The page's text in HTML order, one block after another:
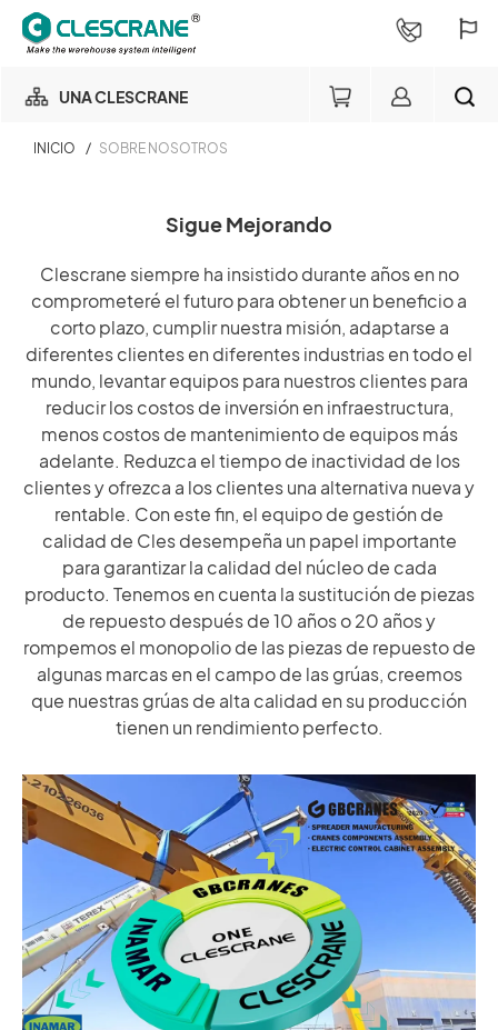
UNA CLESCRANE
almacenamiento
Login
Consulta de pedido
Login
Miembro de repuestos
Acceso
×
BUSCAR
×
NUESTRO NEGOCIO
NUESTRA FÁBRICA
CONSULTORÍA DE PROYECTOS
SERVICIOS
SOBRE NOSOTROS
HISTORIAS DE CLIENTES
SALA DE NOTICIAS
ARTÍCULOS TÉCNICOS
CARRERA
CONTÁCTENOS
INICIO / SOBRE NOSOTROS
Sigue Mejorando
Clescrane siempre ha insistido durante años en no
comprometeré el futuro para obtener un beneficio a
corto plazo, cumplir nuestra misión, adaptarse a
diferentes clientes en diferentes industrias en todo el
mundo, levantar equipos para nuestros clientes para
reducir los costos de inversión en infraestructura,
menos costos de mantenimiento de equipos más
adelante. Reduzca el tiempo de inactividad de los
clientes y ofrezca a los clientes una alternativa nueva y
rentable. Con este fin, el equipo de gestión de
calidad de Cles desempeña un papel importante
para garantizar la calidad del núcleo de cada
producto. Tenemos en cuenta la sustitución de piezas
de repuesto después de 10 años o 20 años y
rompemos el monopolio de las piezas de repuesto de
algunas marcas en el campo de las grúas, creemos
que nuestras grúas de alta calidad en su producción
tienen un rendimiento perfecto.